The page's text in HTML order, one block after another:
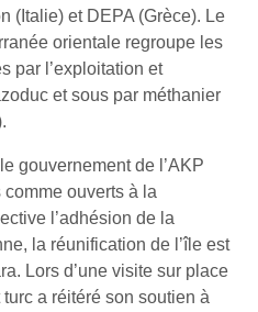
(Italie) et DEPA (Grèce). Le
orientale regroupe les
par l’exploitation et
et sous par méthanier
gouvernement de l’AKP
comme ouverts à la
l’adhésion de la
la réunification de l’île est
Lors d’une visite sur place
a réitéré son soutien à